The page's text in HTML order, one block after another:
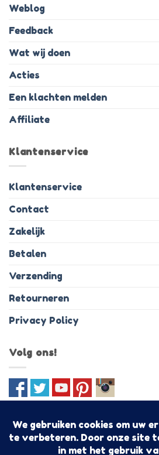
Weblog
Feedback
Wat wij doen
Acties
Een klachten melden
Affiliate
Klantenservice
Klantenservice
Contact
Zakelijk
Betalen
Verzending
Retourneren
Privacy Policy
Volg ons!